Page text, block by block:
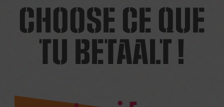
CHOOSE CE QUE
TU BETAALT !